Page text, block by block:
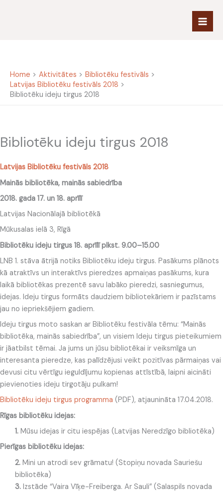
Home Aktivitātes
Bibliotēku festivāls
Latvijas Bibliotēku festivāls 2018
Bibliotēku ideju tirgus 2018
Bibliotēku ideju tirgus 2018
Latvijas Bibliotēku festivāls 2018
Mainās bibliotēka, mainās sabiedrība
2018. gada 17. un 18. aprīlī
Latvijas Nacionālajā bibliotēkā
Mūkusalas ielā 3, Rīgā
Bibliotēku ideju tirgus 18. aprīlī plkst. 9.00–15.00
LNB 1. stāva ātrijā notiks Bibliotēku ideju tirgus. Pasākums plānots
kā atraktīvs un interaktīvs pieredzes apmaiņas pasākums, kura
laikā bibliotēkas prezentē savu labāko pieredzi, sasniegumus,
idejas. Ideju tirgus formāts daudziem bibliotekāriem ir pazīstams
jau no iepriekšējiem gadiem.
Ideju tirgus moto saskan ar Bibliotēku festivāla tēmu: “Mainās
bibliotēka, mainās sabiedrība”, un visiem Ideju tirgus pieteikumiem
ir jāatbilst tēmai. Ja jums un jūsu bibliotēkai ir veiksmīga un
interesanta pieredze, kas palīdzējusi veikt pozitīvas pārmaiņas vai
devusi citu vērtīgu ieguldījumu kopienas attīstībā, laipni aicināti
pievienoties ideju tirgotāju pulkam!
Bibliotēku ideju tirgus programma (PDF), atjaunināta 17.04.2018.
Rīgas bibliotēku idejas:
1. Mūsu idejas ir citu iespējas (Latvijas Neredzīgo bibliotēka)
Pierīgas bibliotēku idejas:
2. Mini un atrodi sev grāmatu! (Stopiņu novada Sauriešu
bibliotēka)
3. Izstāde “Vaira Vīķe-Freiberga. Ar Sauli” (Salaspils novada